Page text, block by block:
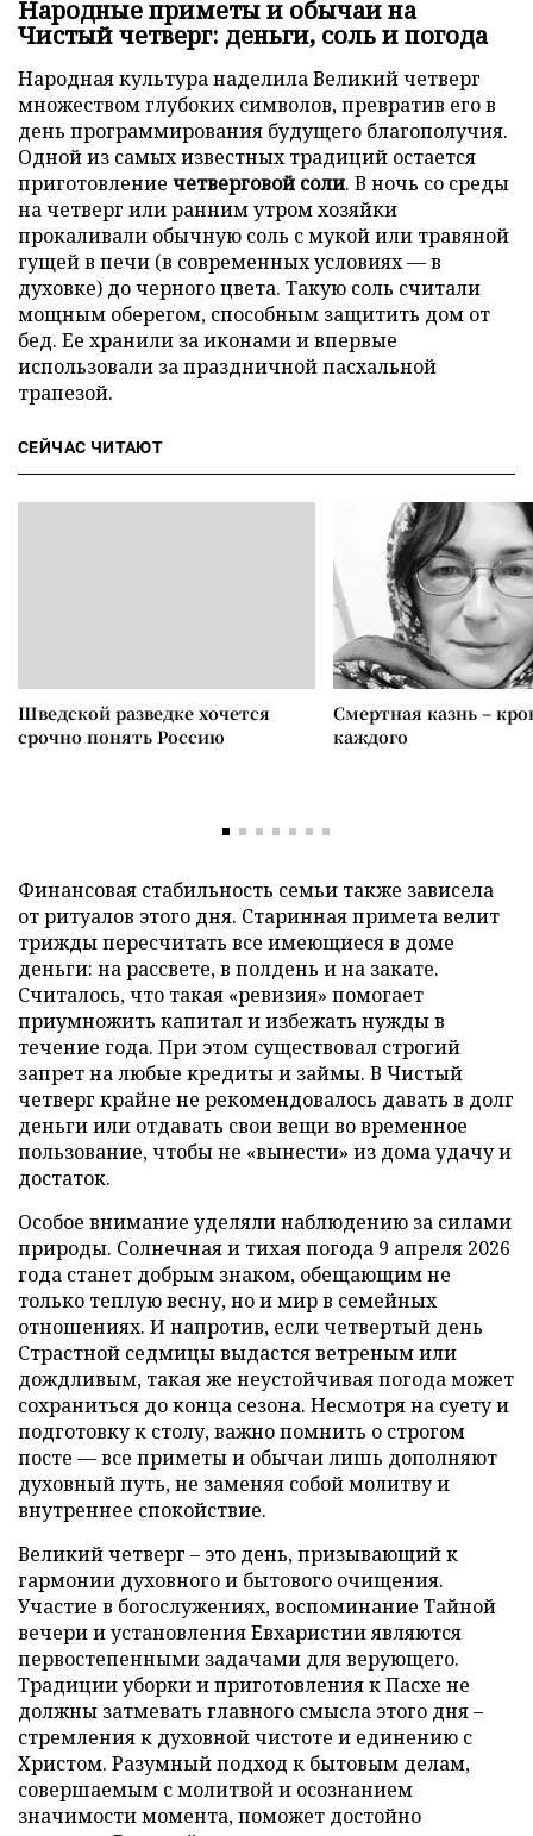
Народные приметы и обычаи на
Чистый четверг: деньги, соль и погода
Народная культура наделила Великий четверг
множеством глубоких символов, превратив его в
день программирования будущего благополучия.
Одной из самых известных традиций остается
приготовление четверговой соли. В ночь со среды
на четверг или ранним утром хозяйки
прокаливали обычную соль с мукой или травяной
гущей в печи (в современных условиях — в
духовке) до черного цвета. Такую соль считали
мощным оберегом, способным защитить дом от
бед. Ее хранили за иконами и впервые
использовали за праздничной пасхальной
трапезой.
СЕЙЧАС ЧИТАЮТ
Шведской разведке хочется
срочно понять Россию
Смертная казнь –
каждого
Финансовая стабильность семьи также зависела
от ритуалов этого дня. Старинная примета велит
трижды пересчитать все имеющиеся в доме
деньги: на рассвете, в полдень и на закате.
Считалось, что такая «ревизия» помогает
приумножить капитал и избежать нужды в
течение года. При этом существовал строгий
запрет на любые кредиты и займы. В Чистый
четверг крайне не рекомендовалось давать в долг
деньги или отдавать свои вещи во временное
пользование, чтобы не «вынести» из дома удачу и
достаток.
Особое внимание уделяли наблюдению за силами
природы. Солнечная и тихая погода 9 апреля 2026
года станет добрым знаком, обещающим не
только теплую весну, но и мир в семейных
отношениях. И напротив, если четвертый день
Страстной седмицы выдастся ветреным или
дождливым, такая же неустойчивая погода может
сохраниться до конца сезона. Несмотря на суету и
подготовку к столу, важно помнить о строгом
посте — все приметы и обычаи лишь дополняют
духовный путь, не заменяя собой молитву и
внутреннее спокойствие.
Великий четверг – это день, призывающий к
гармонии духовного и бытового очищения.
Участие в богослужениях, воспоминание Тайной
вечери и установления Евхаристии являются
первостепенными задачами для верующего.
Традиции уборки и приготовления к Пасхе не
должны затмевать главного смысла этого дня –
стремления к духовной чистоте и единению с
Христом. Разумный подход к бытовым делам,
совершаемым с молитвой и осознанием
значимости момента, поможет достойно